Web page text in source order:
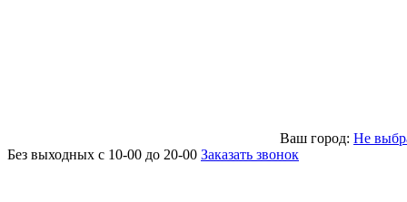
Ваш город: Не
Без выходных с 10-00 до 20-00 Заказать звонок